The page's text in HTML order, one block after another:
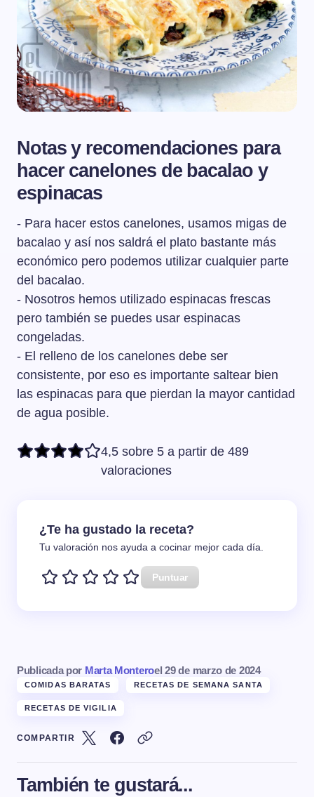
Notas y recomendaciones para
hacer canelones de bacalao y
espinacas
- Para hacer estos canelones, usamos migas de
bacalao y así nos saldrá el plato bastante más
económico pero podemos utilizar cualquier parte
del bacalao.
- Nosotros hemos utilizado espinacas frescas
pero también se puedes usar espinacas
congeladas.
- El relleno de los canelones debe ser
consistente, por eso es importante saltear bien
las espinacas para que pierdan la mayor cantidad
de agua posible.
4,5 sobre 5 a partir de 489
valoraciones
¿Te ha gustado la receta?
Tu valoración nos ayuda a cocinar mejor cada día.
Puntuar
Publicada por Marta Monteroel 29 de marzo de 2024
COMIDAS BARATAS RECETAS DE SEMANA SANTA
RECETAS DE VIGILIA
COMPARTIR
También te gustará...